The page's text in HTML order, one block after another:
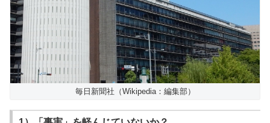
毎日新聞社（Wikipedia：編集部）